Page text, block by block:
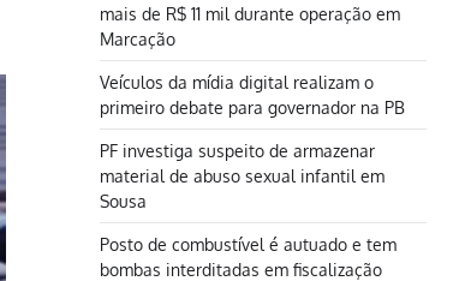
mais de R$ 11 mil durante operação em
Marcação
Veículos da mídia digital realizam o
primeiro debate para governador na PB
PF investiga suspeito de armazenar
material de abuso sexual infantil em
Sousa
Posto de combustível é autuado e tem
bombas interditadas em fiscalização